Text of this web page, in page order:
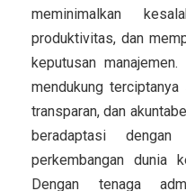
meminimalkan
produktivitas, dan
keputusan
mendukung
transparan, dan
beradaptasi
perkembangan dunia
Dengan tenaga